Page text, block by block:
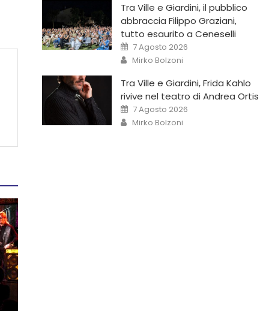
Tra Ville e Giardini, il pubblico
abbraccia Filippo Graziani,
tutto esaurito a Ceneselli
7 Agosto 2026
Mirko Bolzoni
Tra Ville e Giardini, Frida Kahlo
rivive nel teatro di Andrea Ortis
7 Agosto 2026
Mirko Bolzoni